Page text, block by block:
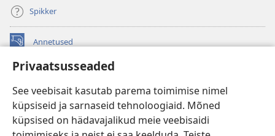
Privaatsusseaded
See veebisait kasutab parema toimimise nimel
küpsiseid ja sarnaseid tehnoloogiaid. Mõned
küpsised on hädavajalikud meie veebisaidi
Spikker
Annetused
(avab
akna)
uue
akna) JW Hub
(avab
uue
akna) JW Library